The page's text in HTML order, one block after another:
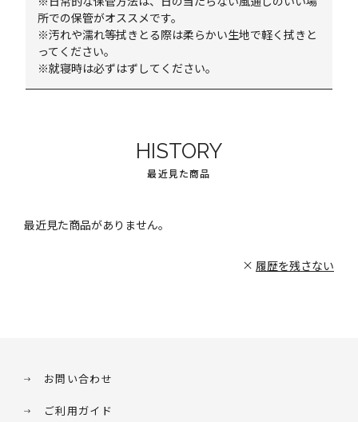
所での保管がオススメです。
※汚れや濡れ等拭きとる際は柔らかい生地で軽く拭きと
ってください。
※就寝時は必ずはずしてください。
HISTORY
最近見た商品
最近見た商品がありません。
履歴を残さない
お問い合わせ
ご利用ガイド